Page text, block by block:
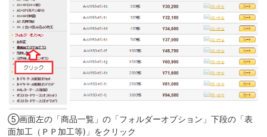
⑤画面左の「商品一覧」の「フォルダーオプション」下段の「表
面加工（ＰＰ加工等)」をクリック